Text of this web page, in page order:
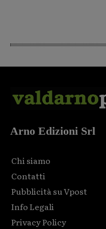
Arno Edizioni Srl
Chi siamo
Contatti
Pubblicità su Vpost
Info Legali
Privacy Policy